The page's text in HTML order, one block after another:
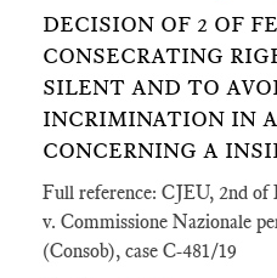
DECISION OF 2 OF
CONSECRATING
SILENT AND TO
INCRIMINATION IN A
CONCERNING A
Full reference: CJEU, 2nd of
v. Commissione Nazionale
(Consob), case C‑481/19